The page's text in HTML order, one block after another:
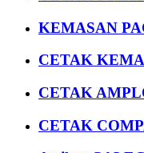
KEMASAN
CETAK
CETAK
CETAK